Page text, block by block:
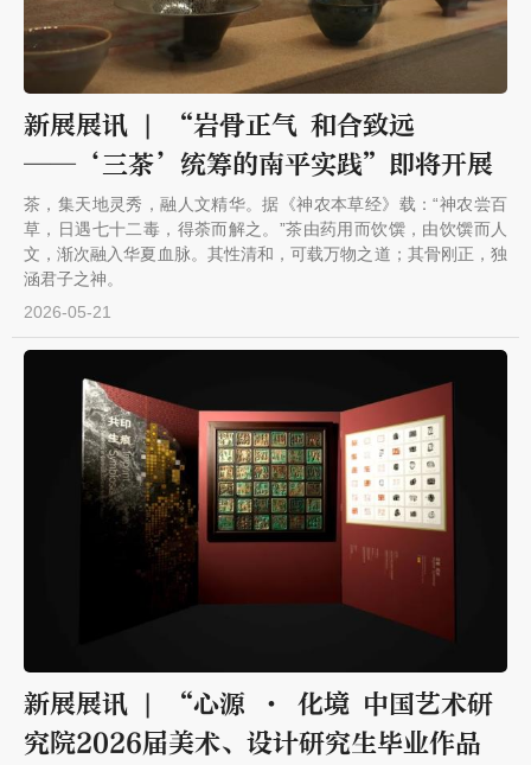
新展展讯 | “岩骨正气 和合致远
——‘三茶’统筹的南平实践”即将开展
茶，集天地灵秀，融人文精华。据《神农本草经》载：“神农尝百
草，日遇七十二毒，得荼而解之。”茶由药用而饮馔，由饮馔而人
文，渐次融入华夏血脉。其性清和，可载万物之道；其骨刚正，独
涵君子之神。
2026-05-21
新展展讯 | “心源 · 化境 中国艺术研
究院2026届美术、设计研究生毕业作品